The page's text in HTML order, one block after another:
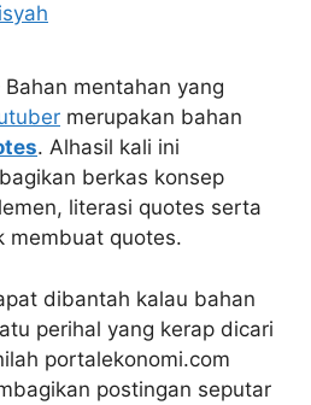
Bahan mentahan yang
merupakan bahan
. Alhasil kali ini
berkas konsep
literasi quotes serta
membuat quotes.
dibantah kalau bahan
perihal yang kerap dicari
portalekonomi.com
postingan seputar